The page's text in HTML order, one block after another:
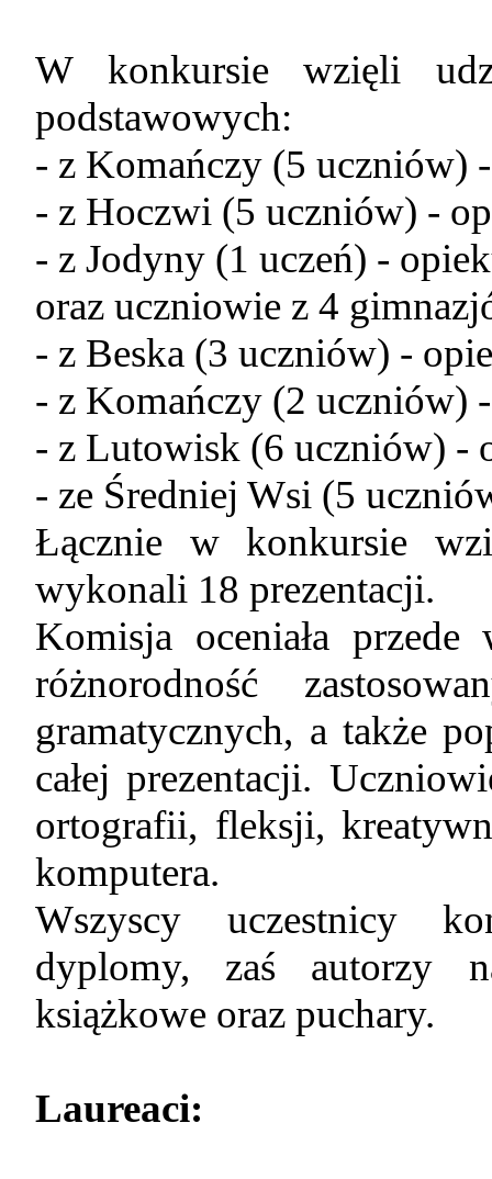
W konkursie wzięli
podstawowych:
- z Komańczy (5 uczniów)
- z Hoczwi (5 uczniów) -
- z Jodyny (1 uczeń) -
oraz uczniowie z 4
- z Beska (3 uczniów) -
- z Komańczy (2 uczniów)
- z Lutowisk (6 uczniów) -
- ze Średniej Wsi (5
Łącznie w konkursie
wykonali 18 prezentacji.
Komisja oceniała
różnorodność
gramatycznych, a także
całej prezentacji.
ortografii, fleksji,
komputera.
Wszyscy uczestnicy
dyplomy, zaś autorzy
książkowe oraz puchary.
Laureaci: